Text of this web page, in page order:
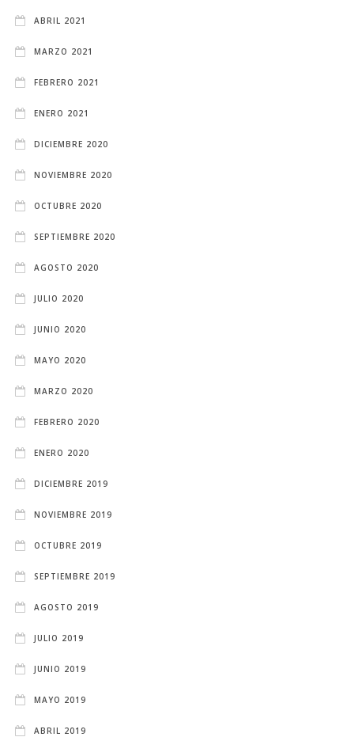
ABRIL 2021
MARZO 2021
FEBRERO 2021
ENERO 2021
DICIEMBRE 2020
NOVIEMBRE 2020
OCTUBRE 2020
SEPTIEMBRE 2020
AGOSTO 2020
JULIO 2020
JUNIO 2020
MAYO 2020
MARZO 2020
FEBRERO 2020
ENERO 2020
DICIEMBRE 2019
NOVIEMBRE 2019
OCTUBRE 2019
SEPTIEMBRE 2019
AGOSTO 2019
JULIO 2019
JUNIO 2019
MAYO 2019
ABRIL 2019